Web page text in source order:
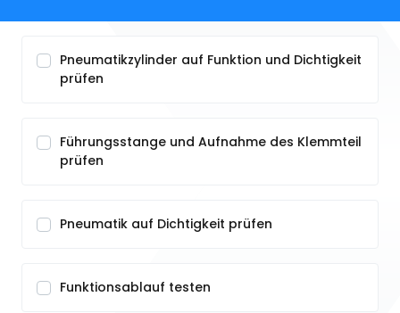
Pneumatikzylinder auf Funktion und Dichtigkeit
prüfen
Führungsstange und Aufnahme des Klemmteil
prüfen
Pneumatik auf Dichtigkeit prüfen
Funktionsablauf testen